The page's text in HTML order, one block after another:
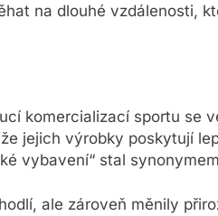
na dlouhé vzdálenosti,
komercializací sportu se
jejich výrobky poskytují
vybavení“ stal
ale zároveň měnily